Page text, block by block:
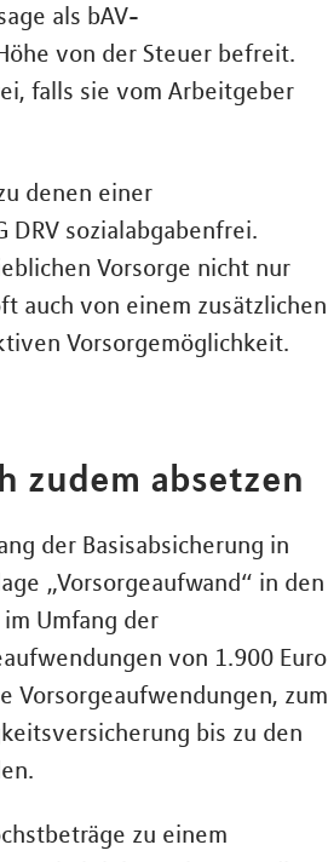
als bAV-
von der Steuer befreit.
falls sie vom Arbeitgeber
denen einer
sozialabgabenfrei.
Vorsorge nicht nur
auch von einem zusätzlichen
Vorsorgemöglichkeit.
zudem absetzen
der Basisabsicherung in
„Vorsorgeaufwand“ in den
Umfang der
von 1.900 Euro
Vorsorgeaufwendungen, zum
bis zu den
zu einem